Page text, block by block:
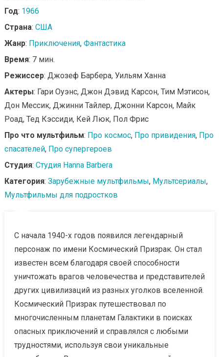
Год: 1966
Страна: США
Жанр: Приключения, Фантастика
Время: 7 мин.
Режиссер: Джозеф Барбера, Уильям Ханна
Актеры: Гари Оуэнс, Джон Дэвид Карсон, Тим Мэтисон,
Дон Мессик, Джинни Тайлер, Джонни Карсон, Майк
Роад, Тед Кэссиди, Кей Люк, Пол Фрис
Про что мультфильм: Про космос, Про привидения, Про
спасателей, Про супергероев
Студия: Студия Hanna Barbera
Категория: Зарубежные мультфильмы, Мультсериалы,
Мультфильмы для подростков
С начала 1940-х годов появился легендарный
персонаж по имени Космический Призрак. Он стал
известен всем благодаря своей способности
уничтожать врагов человечества и представителей
других цивилизаций из разных уголков вселенной.
Космический Призрак путешествовал по
многочисленным планетам Галактики в поисках
опасных приключений и справлялся с любыми
трудностями, используя свои уникальные